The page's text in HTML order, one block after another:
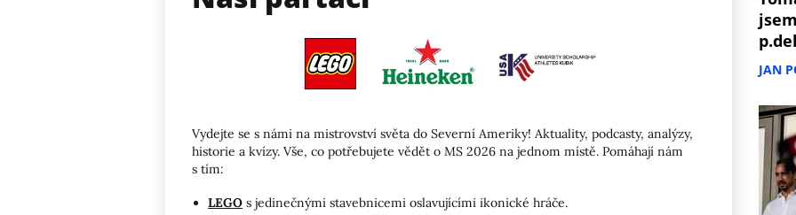
Vydejte se s námi na mistrovství světa do Severní Ameriky! Aktuality, podcasty, analýzy,
historie a kvízy. Vše, co potřebujete vědět o MS 2026 na jednom místě. Pomáhají nám
s tím:
LEGO s jedinečnými stavebnicemi oslavujícími ikonické hráče.
p.del
JAN